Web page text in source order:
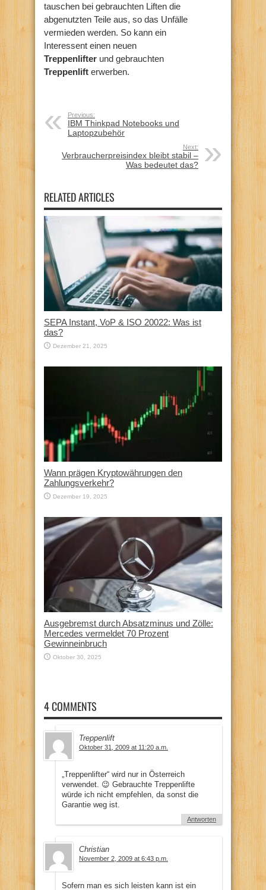
tauschen bei gebrauchten Liften die
abgenutzten Teile aus, so das Unfälle
vermieden werden. So kann ein
Interessent einen neuen
Treppenlifter und gebrauchten
Treppenlift erwerben.
Previous:
IBM Thinkpad Notebooks und
Laptopzubehör
Next:
Verbraucherpreisindex bleibt stabil –
Was bedeutet das?
RELATED ARTICLES
SEPA Instant, VoP & ISO 20022: Was ist
das?
Dezember 21, 2025
Wann prägen Kryptowährungen den
Zahlungsverkehr?
Dezember 19, 2025
Ausgebremst durch Absatzminus und Zölle:
Mercedes vermeldet 70 Prozent
Gewinneinbruch
Oktober 30, 2025
4 COMMENTS
Treppenlift
Oktober 31, 2009 at 11:20 a.m.
„Treppenlifter“ wird nur in Österreich
verwendet. 😉 Gebrauchte Treppenlifte
würde ich nicht empfehlen, da sonst die
Garantie weg ist.
Antworten
Christian
November 2, 2009 at 6:43 p.m.
Sofern man es sich leisten kann ist ein